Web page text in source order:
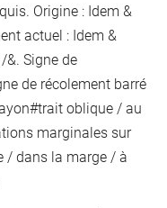
Origine : Idem &
actuel : Idem &
&. Signe de
de récolement barré
#trait oblique / au
marginales sur
/ dans la marge / à